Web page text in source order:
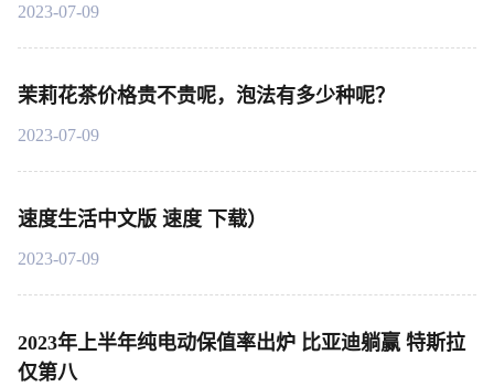
2023-07-09
茉莉花茶价格贵不贵呢，泡法有多少种呢？
2023-07-09
速度生活中文版 速度 下载）
2023-07-09
2023年上半年纯电动保值率出炉 比亚迪躺赢 特斯拉
仅第八